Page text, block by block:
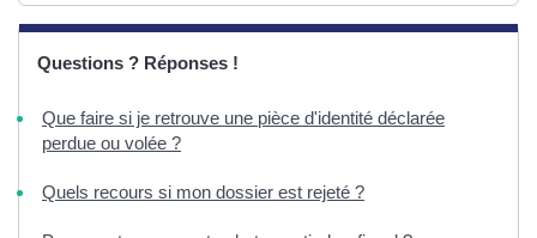
Questions ? Réponses !
Que faire si je retrouve une pièce d'identité déclarée
perdue ou volée ?
Quels recours si mon dossier est rejeté ?